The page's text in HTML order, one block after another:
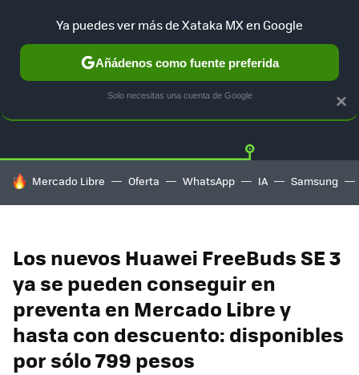
GUÍA DE COMPRAS MERCADO LIBRE
HOY SE HABLA DE
Mercado Libre Oferta WhatsApp IA Samsung
Los nuevos Huawei FreeBuds SE 3
ya se pueden conseguir en
preventa en Mercado Libre y
hasta con descuento: disponibles
por sólo 799 pesos
×
Ya puedes ver más de Xataka MX en Google
Añádenos como fuente preferida
Solo necesitas una cuenta de Google